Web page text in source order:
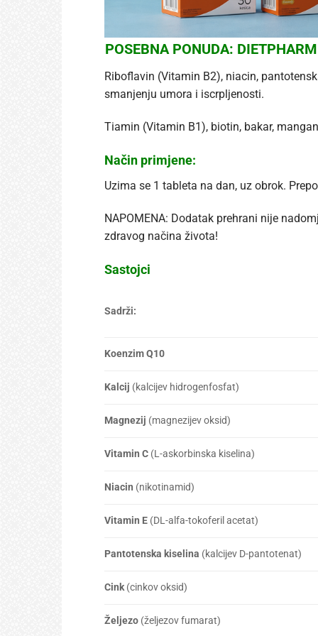
POSEBNA PONUDA:
Riboflavin (Vitamin B2), niacin,
smanjenju umora i iscrpljenosti.
Tiamin (Vitamin B1), biotin, bakar,
Način primjene:
Uzima se 1 tableta na dan, uz obrok.
NAPOMENA: Dodatak prehrani nije
zdravog načina života!
Sastojci
Sadrži:
Koenzim Q10
Kalcij (kalcijev hidrogenfosfat)
Magnezij (magnezijev oksid)
Vitamin C (L-askorbinska kiselina)
Niacin (nikotinamid)
Vitamin E (DL-alfa-tokoferil acetat)
Pantotenska kiselina (kalcijev D-pantotenat)
Cink(cinkov oksid)
Željezo (željezov fumarat)